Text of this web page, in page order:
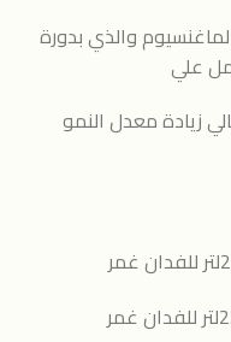
والذي بدورة
علي
زيادة معدل النمو